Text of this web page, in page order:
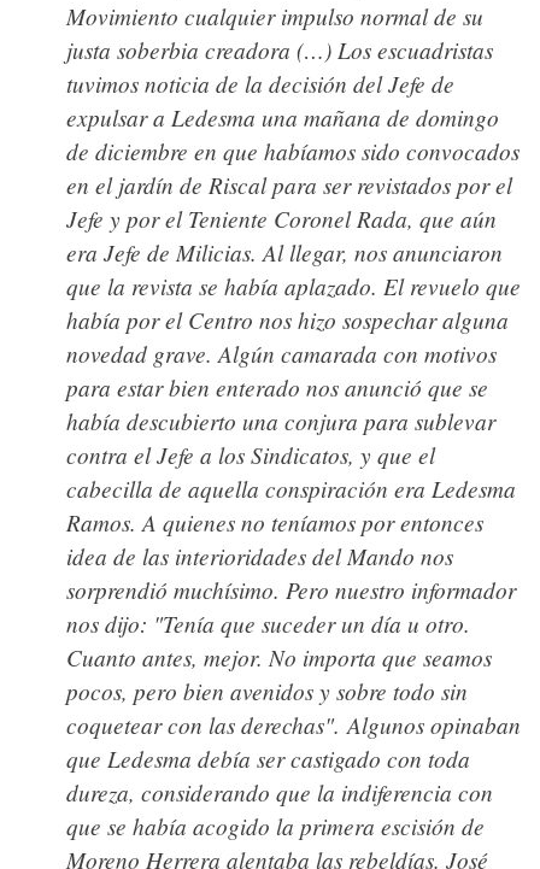
Movimiento cualquier impulso normal de su
justa soberbia creadora (…)Los escuadristas
tuvimos noticia de la decisión del Jefe de
expulsar a Ledesma una mañana de domingo
de diciembre en que habíamos sido convocados
en el jardín de Riscal para ser revistados por el
Jefe y por el Teniente Coronel Rada, que aún
era Jefe de Milicias. Al llegar, nos anunciaron
que la revista se había aplazado. El revuelo que
había por el Centro nos hizo sospechar alguna
novedad grave. Algún camarada con motivos
para estar bien enterado nos anunció que se
había descubierto una conjura para sublevar
contra el Jefe a los Sindicatos, y que el
cabecilla de aquella conspiración era Ledesma
Ramos. A quienes no teníamos por entonces
idea de las interioridades del Mando nos
sorprendió muchísimo. Pero nuestro informador
nos dijo: "Tenía que suceder un día u otro.
Cuanto antes, mejor. No importa que seamos
pocos, pero bien avenidos y sobre todo sin
coquetear con las derechas". Algunos opinaban
que Ledesma debía ser castigado con toda
dureza, considerando que la indiferencia con
que se había acogido la primera escisión de
Moreno Herrera alentaba las rebeldías. José